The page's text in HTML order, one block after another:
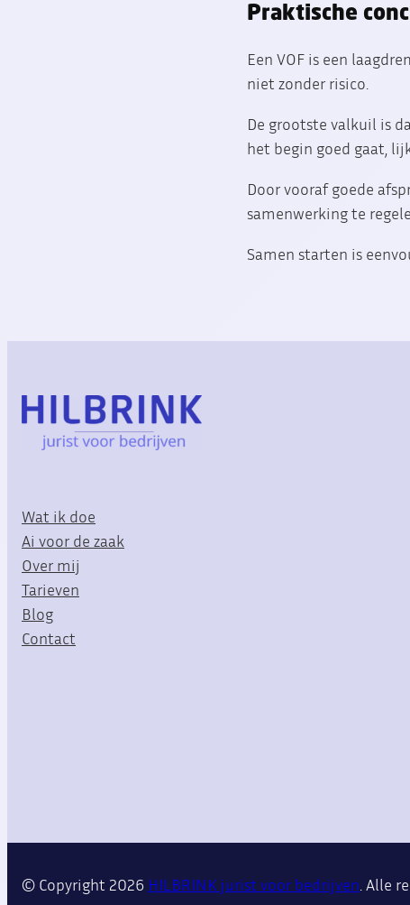
Praktische
Een VOF is een
niet zonder risico.
De grootste valkuil is
het begin goed gaat,
Door vooraf goede
samenwerking te
Samen starten is
Wat ik doe
Ai voor de zaak
Over mij
Tarieven
Blog
Contact
© Copyright 2026 HILBRINK jurist voor bedrijven . Alle